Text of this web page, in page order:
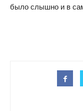
было слышно и в